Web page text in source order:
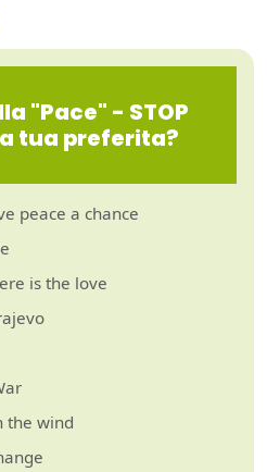
"Pace" - STOP
tua preferita?
peace a chance
is the love
the wind